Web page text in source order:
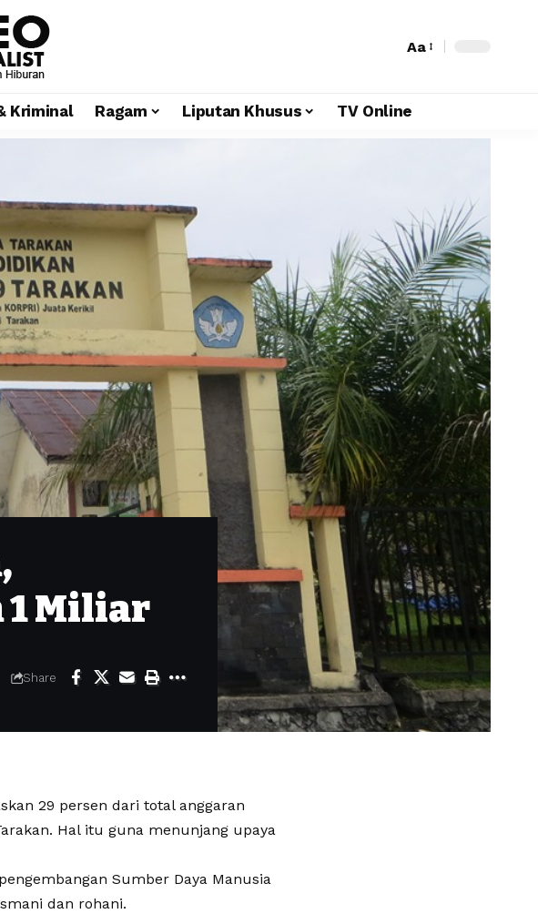
Aa
Kriminal Ragam Liputan Khusus TV Online
1 Miliar
Share
29 persen dari total anggaran
Hal itu guna menunjang upaya
Sumber Daya Manusia
dan rohani.